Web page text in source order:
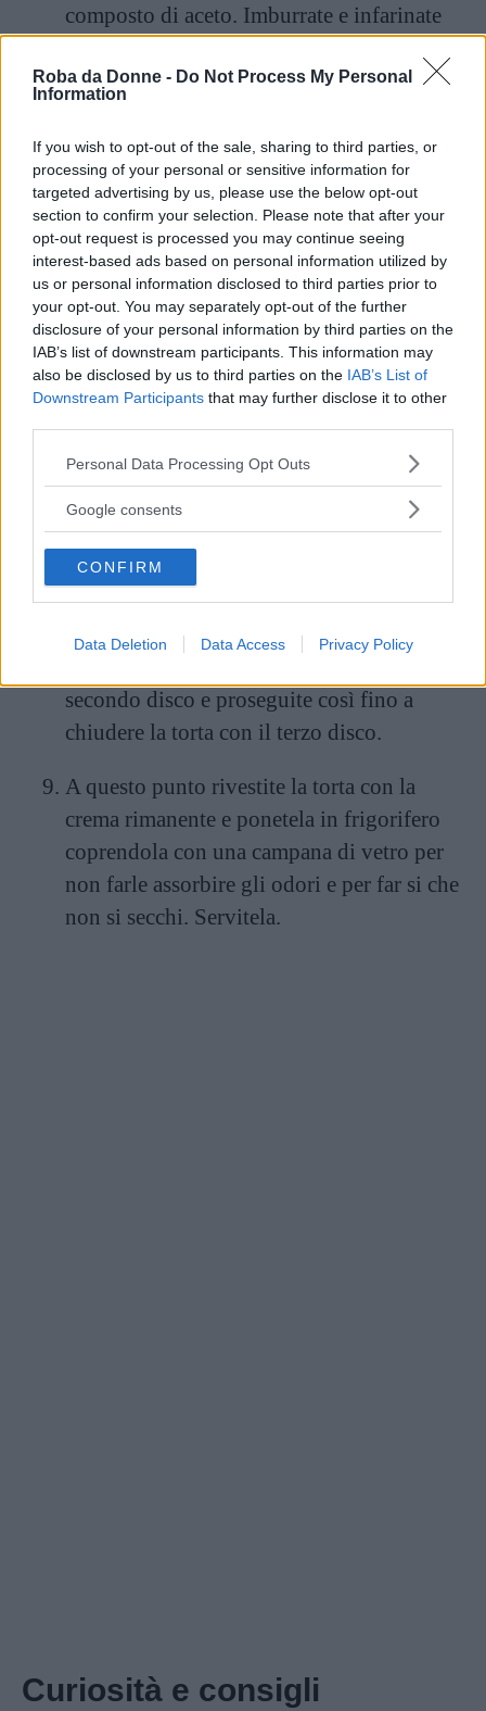
Roba da Donne - Do Not Process My Personal
Information
If you wish to opt-out of the sale, sharing to third parties, or
processing of your personal or sensitive information for
targeted advertising by us, please use the below opt-out
section to confirm your selection. Please note that after your
opt-out request is processed you may continue seeing
interest-based ads based on personal information utilized by
us or personal information disclosed to third parties prior to
your opt-out. You may separately opt-out of the further
disclosure of your personal information by third parties on the
IAB’s list of downstream participants. This information may
also be disclosed by us to third parties on the IAB’s List of
Downstream Participants that may further disclose it to other
Please note that this website/app uses one or more Google
not limited to your visit or usage behaviour. You may click to
use your data for below specified purposes in below Google
consent section.
Personal Data Processing Opt Outs
Google consents
CONFIRM
Data Deletion Data Access Privacy Policy
composto di aceto. Imburrate e infarinate
infornate a 180° per 30 minuti. Fate la
per poi dividerla 3 dischi.
Nel frattempo preparare la crema alla
vaniglia sciogliendo la farina nel latte e
mettendol il pentolino sul fuoco. Farlo
sobbollire per circa 10 minuri, mescolando
continuamente. Versate la crema ottenuta in
un contenitore per farla freddare.
aggiungete la vanillina. Unite la crema
precedentemente preparata a temperatura
ambiente e avrete ottenuto la farcitura della
vostra torta.
Tagliate la torta in dischi e poggiate il
primo su un vassoio e spalmateci sopra uno
secondo disco e proseguite così fino a
chiudere la torta con il terzo disco.
A questo punto rivestite la torta con la
crema rimanente e ponetela in frigorifero
coprendola con una campana di vetro per
non farle assorbire gli odori e per far si che
non si secchi. Servitela.
Curiosità e consigli